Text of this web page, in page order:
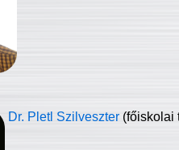
Dr. Pletl Szilveszter (főiskolai